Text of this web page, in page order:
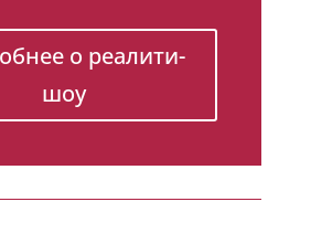
о реалити-
шоу